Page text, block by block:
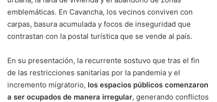
emblemáticas. En Cavancha, los vecinos conviven con
carpas, basura acumulada y focos de inseguridad que
contrastan con la postal turística que se vende al país.
En su presentación, la recurrente sostuvo que tras el fin
de las restricciones sanitarias por la pandemia y el
incremento migratorio, los espacios públicos comenzaron
a ser ocupados de manera irregular, generando conflictos